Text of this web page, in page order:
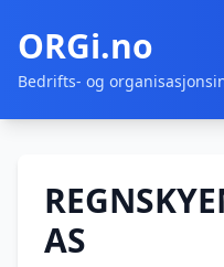
ORGi.no
Bedrifts- og
AS